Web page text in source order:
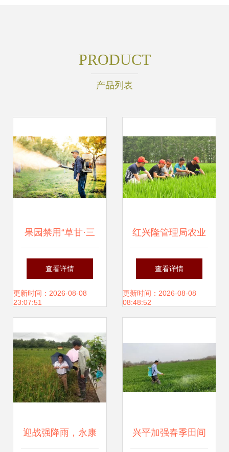
PRODUCT
产品列表
果园禁用“草甘·三
氯吡”除草剂的七类
案例解析 农业生态
查看详情
更新时间：2026-08-08
23:07:51
红兴隆管理局农业
频道 全方位推进农
业病虫害防治，守
查看详情
更新时间：2026-08-08
08:48:52
迎战强降雨，永康 兴平加强春季田间